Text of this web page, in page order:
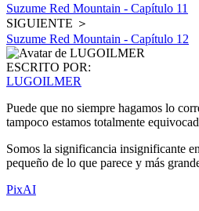
Suzume Red Mountain - Capítulo 11
SIGUIENTE ＞
Suzume Red Mountain - Capítulo 12
ESCRITO POR:
LUGOILMER
Puede que no siempre hagamos lo
tampoco estamos totalmente
Somos la significancia insignificante
pequeño de lo que parece y más
PixAI